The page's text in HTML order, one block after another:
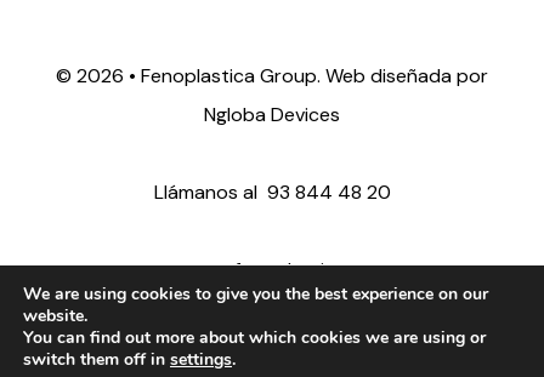
© 2026 • Fenoplastica Group. Web diseñada por
Ngloba Devices
Llámanos al 93 844 48 20
ventas@fenoplastica.com
export@fenoplastica.com
We are using cookies to give you the best experience on our
website.
You can find out more about which cookies we are using or
switch them off in settings.